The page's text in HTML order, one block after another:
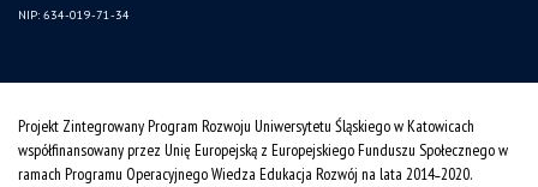
NIP: 634-019-71-34
Projekt Zintegrowany Program Rozwoju Uniwersytetu Śląskiego w Katowicach
współfinansowany przez Unię Europejską z Europejskiego Funduszu Społecznego w
ramach Programu Operacyjnego Wiedza Edukacja Rozwój na lata 2014˗2020.